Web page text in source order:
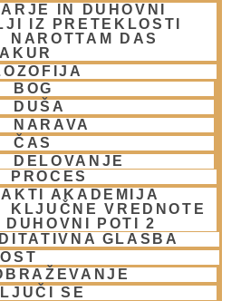
IN DUHOVNI
IZ PRETEKLOSTI
NAROTTAM DAS
BOG
DUŠA
NARAVA
ČAS
DELOVANJE
PROCES
AKADEMIJA
KLJUČNE VREDNOTE
DUHOVNI POTI 2
GLASBA
SE
večne ljubezni